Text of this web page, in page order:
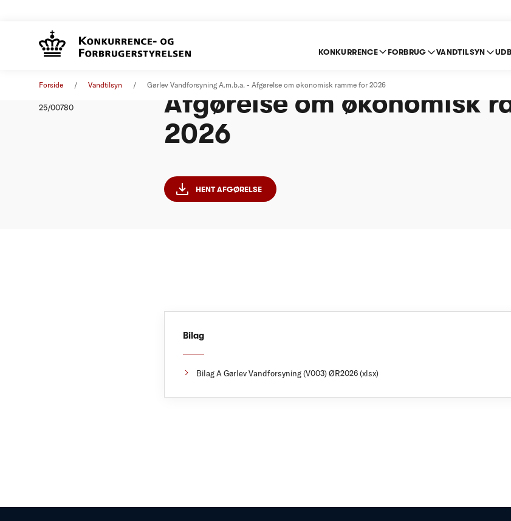
KONKURRENCE FORBRUG VANDTILSYN
Forside Vandtilsyn Gørlev Vandforsyning A.m.b.a. - Afgørelse om økonomisk ramme for 2026
25/00780
Afgørelse om økonomisk
2026
HENT AFGØRELSE
Bilag
Bilag A Gørlev Vandforsyning (V003) ØR2026 (xlsx)